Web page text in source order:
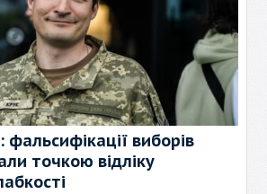
фальсифікації виборів
точкою відліку